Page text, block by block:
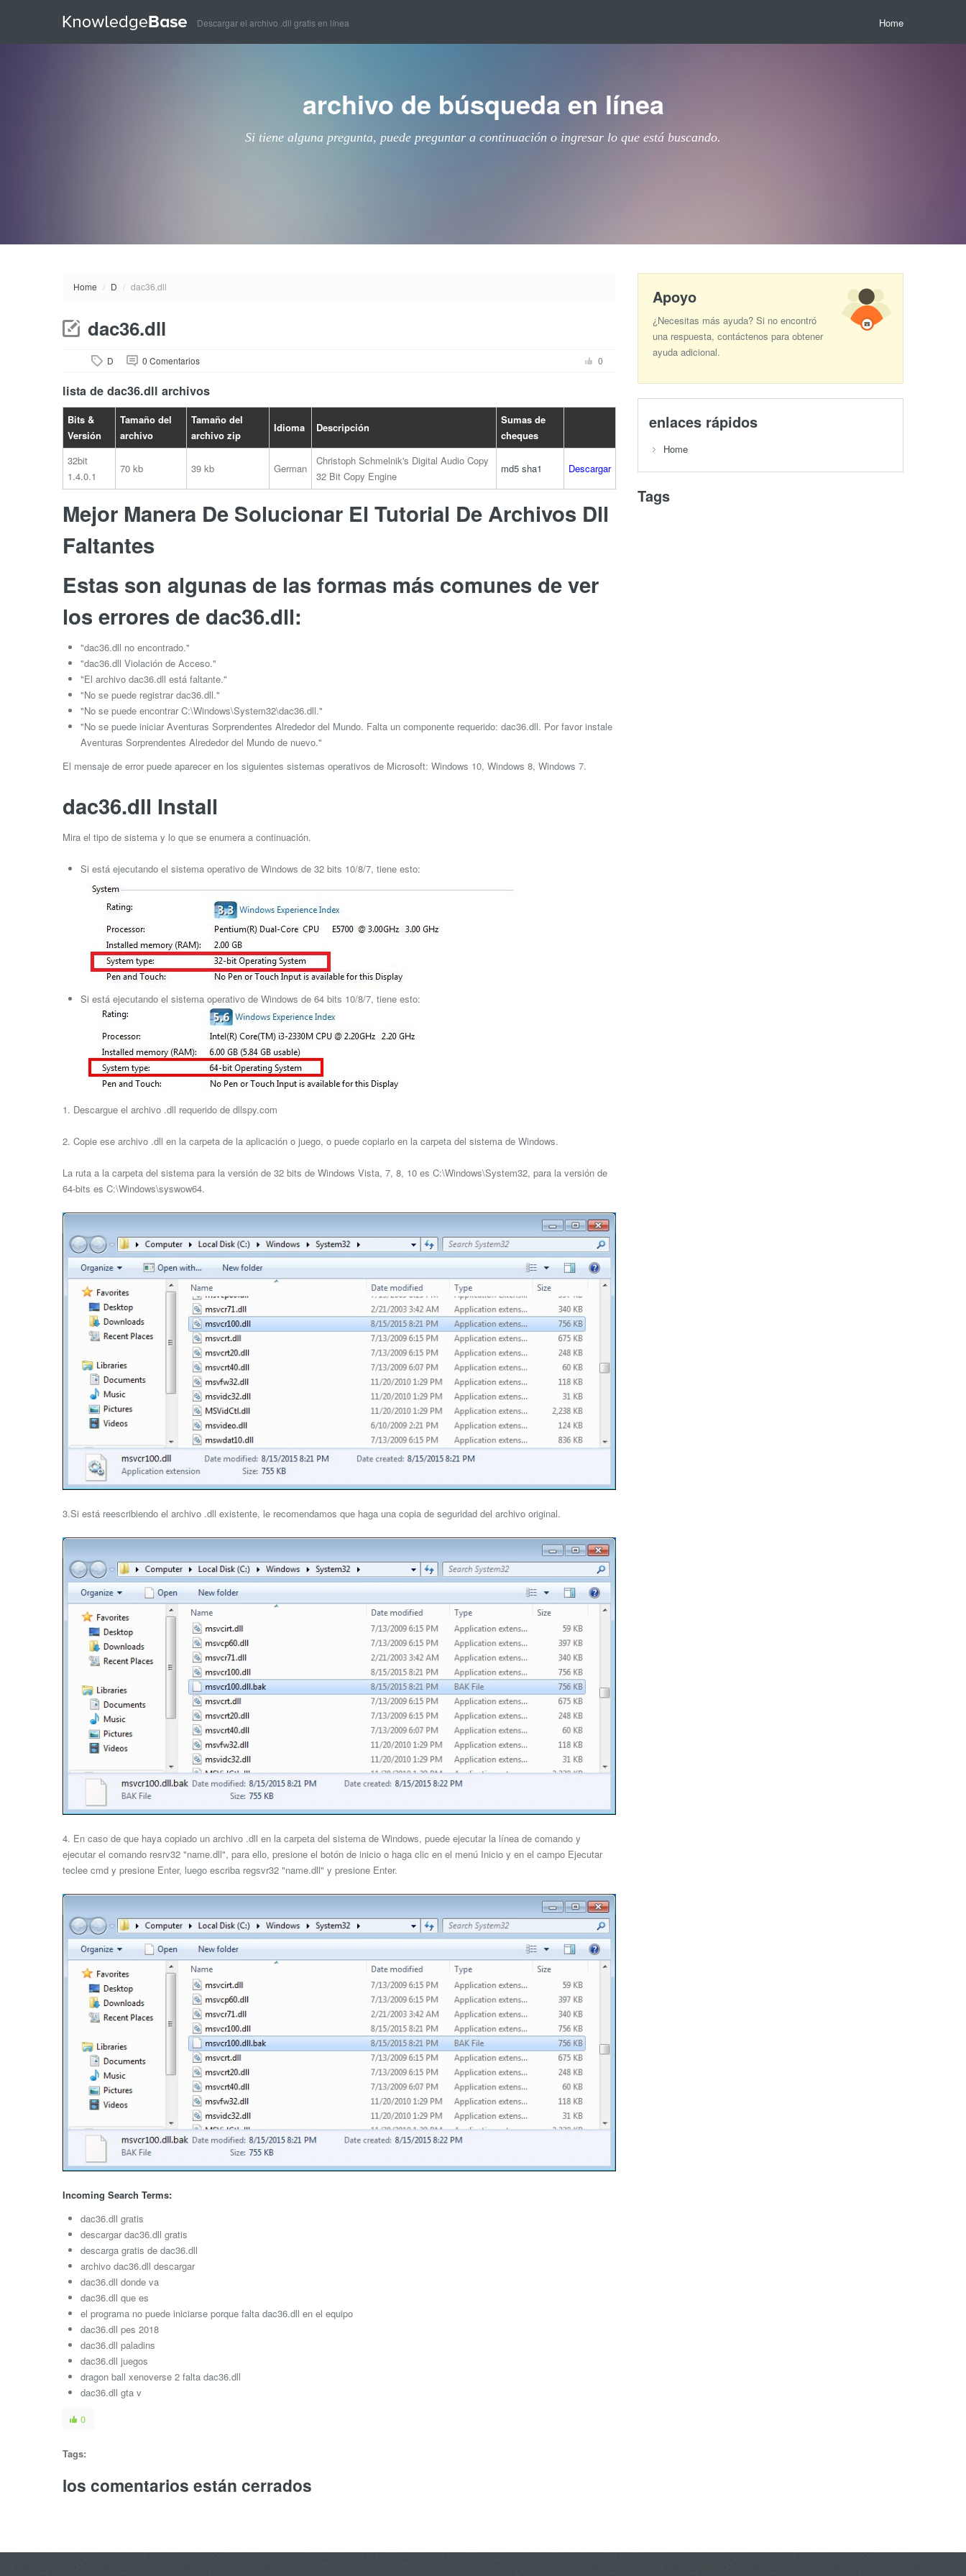
Descargar el archivo .dll gratis en línea Home
archivo de búsqueda en línea
Si tiene alguna pregunta, puede preguntar a continuación o ingresar lo que está buscando.
Home / D / dac36.dll
dac36.dll
D 0 Comentarios 0
lista de dac36.dll archivos
Bits &
Versión
Tamaño del
archivo
Tamaño del
archivo zip
Idioma Descripción
Sumas de
cheques
32bit
1.4.0.1
70 kb 39 kb German
Christoph Schmelnik's Digital Audio Copy
32 Bit Copy Engine
md5 sha1 Descargar
Mejor Manera De Solucionar El Tutorial De Archivos Dll
Faltantes
Estas son algunas de las formas más comunes de ver
los errores de dac36.dll:
"dac36.dll no encontrado."
"dac36.dll Violación de Acceso."
"El archivo dac36.dll está faltante."
"No se puede registrar dac36.dll."
"No se puede encontrar C:\Windows\System32\dac36.dll."
"No se puede iniciar Aventuras Sorprendentes Alrededor del Mundo. Falta un componente requerido: dac36.dll. Por favor instale
Aventuras Sorprendentes Alrededor del Mundo de nuevo."
El mensaje de error puede aparecer en los siguientes sistemas operativos de Microsoft: Windows 10, Windows 8, Windows 7.
dac36.dll Install
Mira el tipo de sistema y lo que se enumera a continuación.
Si está ejecutando el sistema operativo de Windows de 32 bits 10/8/7, tiene esto:
Si está ejecutando el sistema operativo de Windows de 64 bits 10/8/7, tiene esto:
1. Descargue el archivo .dll requerido de dllspy.com
2. Copie ese archivo .dll en la carpeta de la aplicación o juego, o puede copiarlo en la carpeta del sistema de Windows.
La ruta a la carpeta del sistema para la versión de 32 bits de Windows Vista, 7, 8, 10 es C:\Windows\System32, para la versión de
64-bits es C:\Windows\syswow64.
3.Si está reescribiendo el archivo .dll existente, le recomendamos que haga una copia de seguridad del archivo original.
4. En caso de que haya copiado un archivo .dll en la carpeta del sistema de Windows, puede ejecutar la línea de comando y
ejecutar el comando resrv32 "name.dll", para ello, presione el botón de inicio o haga clic en el menú Inicio y en el campo Ejecutar
teclee cmd y presione Enter, luego escriba regsvr32 "name.dll" y presione Enter.
Incoming Search Terms:
dac36.dll gratis
descargar dac36.dll gratis
descarga gratis de dac36.dll
archivo dac36.dll descargar
dac36.dll donde va
dac36.dll que es
el programa no puede iniciarse porque falta dac36.dll en el equipo
dac36.dll pes 2018
dac36.dll paladins
dac36.dll juegos
dragon ball xenoverse 2 falta dac36.dll
dac36.dll gta v
0
Tags:
los comentarios están cerrados
Apoyo
¿Necesitas más ayuda? Si no encontró
una respuesta, contáctenos para obtener
ayuda adicional.
enlaces rápidos
Home
Tags